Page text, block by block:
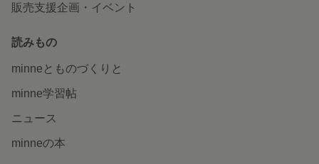
販売支援企画・イベント
読みもの
minneとものづくりと
minne学習帖
ニュース
minneの本